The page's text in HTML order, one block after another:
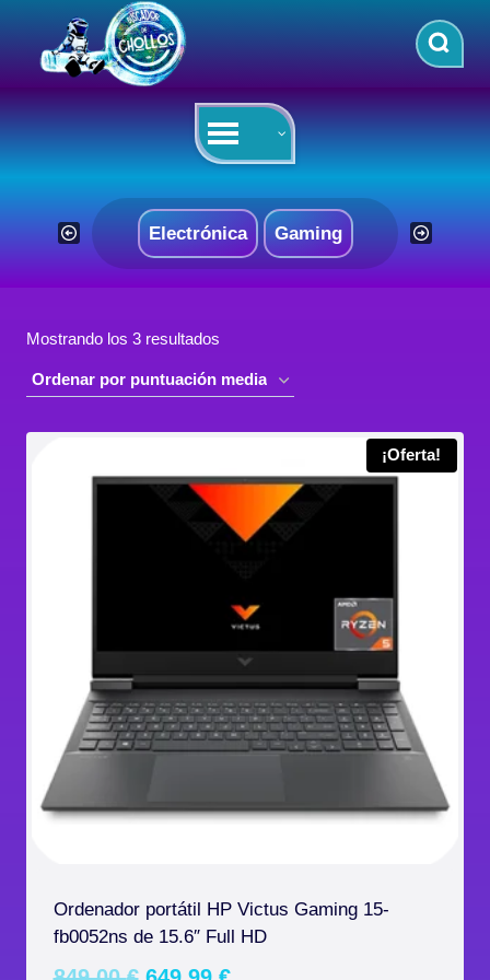
contenido
Electrónica Gaming
Mostrando los 3 resultados
puntuación
media
¡Oferta!
Ordenador portátil HP Victus Gaming 15-
fb0052ns de 15.6″ Full HD